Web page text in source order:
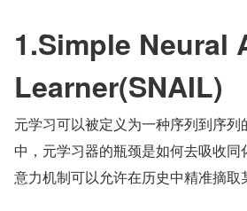
1.Simple Neural
Learner(SNAIL)
元学习可以被定义为一种序列到序
中，元学习器的瓶颈是如何去吸收
意力机制可以允许在历史中精准摘取